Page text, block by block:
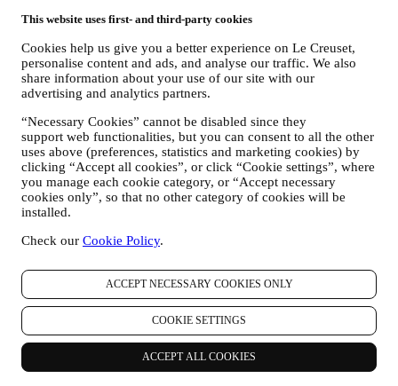
This website uses first- and third-party cookies
Cookies help us give you a better experience on Le Creuset,
personalise content and ads, and analyse our traffic. We also
share information about your use of our site with our
advertising and analytics partners.
“Necessary Cookies” cannot be disabled since they
support web functionalities, but you can consent to all the other
uses above (preferences, statistics and marketing cookies) by
clicking “Accept all cookies”, or click “Cookie settings”, where
you manage each cookie category, or “Accept necessary
cookies only”, so that no other category of cookies will be
installed.
Check our Cookie Policy.
ACCEPT NECESSARY COOKIES ONLY
COOKIE SETTINGS
ACCEPT ALL COOKIES
représentant désigné dans l'UE est Le Creuset SL, numéro de TVA
08007 Barcelone, Espagne. L’accord de responsabilité conjointe
pourvoit (a) à Le Creuset Group AG la responsabilité de la stratégie
marketing globale et de l’expérience client personnalisée ; (b) aux
filiales locales Le Creuset le bénéfice et l’implantation de cette
stratégie, ainsi que la possibilité de développer des initiatives
marketing et communication de manière indépendante ; (c) à toutes
les parties le devoir de traiter de vos demandes concernant vos droits
sur vos données.
3. POURQUOI COLLECTONS-NOUS CES INFORMATIONS ?
Nous pouvons traiter vos données aux fins suivantes :
Nous pouvons être amenés à traiter certaines données vous
qu’à d’autres obligations découlant d’instructions émises par
les pouvoirs publics.
POUR CRÉER UN COMPTE LE CREUSET.
Nous utiliserons vos données pour créer un compte Le
Creuset, qui vous donnera accès à une série d’avantages
réservés aux utilisateurs enregistrés, qui vous permettra de
mieux tirer profit de nos services, comme un passage plus